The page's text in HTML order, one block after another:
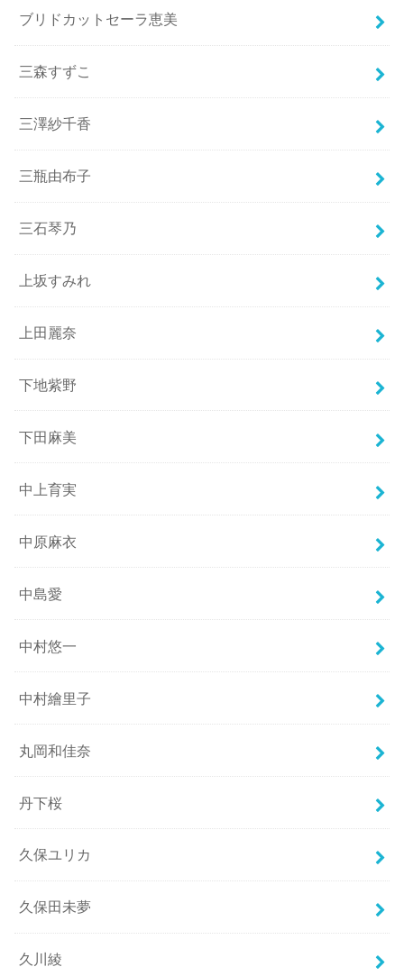
ブリドカットセーラ恵美
三森すずこ
三澤紗千香
三瓶由布子
三石琴乃
上坂すみれ
上田麗奈
下地紫野
下田麻美
中上育実
中原麻衣
中島愛
中村悠一
中村繪里子
丸岡和佳奈
丹下桜
久保ユリカ
久保田未夢
久川綾